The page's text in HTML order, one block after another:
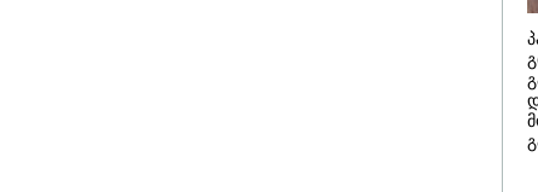
14:20 / 07-08-
"ჩემი